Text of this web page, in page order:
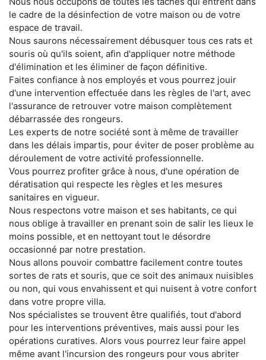
le cadre de la désinfection de votre maison ou de votre
espace de travail.
Nous saurons nécessairement débusquer tous ces rats et
souris où qu'ils soient, afin d'appliquer notre méthode
d'élimination et les éliminer de façon définitive.
Faites confiance à nos employés et vous pourrez jouir
d'une intervention effectuée dans les règles de l'art, avec
l'assurance de retrouver votre maison complètement
débarrassée des rongeurs.
Les experts de notre société sont à même de travailler
dans les délais impartis, pour éviter de poser problème au
déroulement de votre activité professionnelle.
Vous pourrez profiter grâce à nous, d'une opération de
dératisation qui respecte les règles et les mesures
sanitaires en vigueur.
Nous respectons votre maison et ses habitants, ce qui
nous oblige à travailler en prenant soin de salir les lieux le
moins possible, et en nettoyant tout le désordre
occasionné par notre prestation.
Nous allons pouvoir combattre facilement contre toutes
sortes de rats et souris, que ce soit des animaux nuisibles
ou non, qui vous envahissent et qui nuisent à votre confort
dans votre propre villa.
Nos spécialistes se trouvent être qualifiés, tout d'abord
pour les interventions préventives, mais aussi pour les
opérations curatives. Alors vous pourrez leur faire appel
même avant l'incursion des rongeurs pour vous abriter